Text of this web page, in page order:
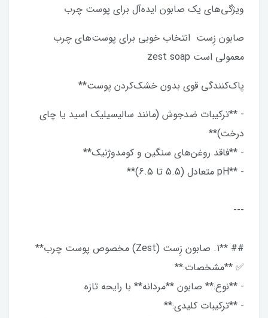
ویژگی‌های یک صابون ایده‌آل برای پوست چرب
صابون زِست انتخاب خوبی برای پوست‌های چرب
معمولی است zest soap
پاک‌کنندگی قوی بدون خشک‌کردن پوست**
- **ترکیبات ضدجوش (مانند سالیسیلیک اسید یا چای
درخت)**
- **فاقد روغن‌های سنگین و کومدوژنیک**
- **pH متعادل (5.5 تا 6.5)**
---
## **1. صابون زِست (Zest) مخصوص پوست چرب**
✅ **مشخصات:**
- **نوع:** صابون **مردانه** با رایحه تازه
- **ترکیبات کلیدی:**